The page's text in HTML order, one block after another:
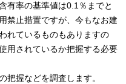
有率の基準値は0.1％までと
禁止措置ですが、今もなお建
れているものもありますの
用されているか把握する必要
把握などを調査します。